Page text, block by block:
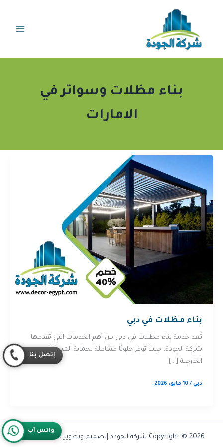
بناء مظلات وسواتر في
الامارات
بناء مظلات في دبي
تُعد خدمة بناء مظلات في دبي من أهم الخدمات التي تقدمها
شركة الجودة، حيث توفر حلولًا متكاملة لحماية المساحات
الخارجية […]
دبي/10 مايو، 2026
Copyright © 2026 شركة الجودة |تصميم وتطوير شركة Olymoo
واتس آب
إتصل بنا